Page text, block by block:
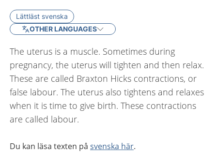
Lättläst svenska
OTHER LANGUAGES
The uterus is a muscle. Sometimes during
pregnancy, the uterus will tighten and then relax.
These are called Braxton Hicks contractions, or
false labour. The uterus also tightens and relaxes
when it is time to give birth. These contractions
are called labour.
Du kan läsa texten på svenska här.